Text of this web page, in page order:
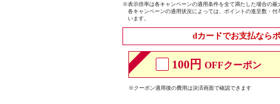
※表示倍率は各キャンペーンの適用条件を全て満たした場合の最
各キャンペーンの適用状況によっては、ポイントの進呈数・
います。
dカードでお支払なら
100円 OFFクーポン
※クーポン適用後の費用は決済画面で確認できます